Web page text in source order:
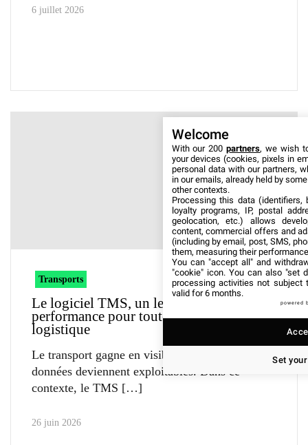
6 juillet 2026
Transports
Le logiciel TMS, un levier de
performance pour toute la chaîne
logistique
Le transport gagne en visibilité lorsque ses
données deviennent exploitables. Dans ce
contexte, le TMS
26 juin 2026
Welcome
With our 200partners, we wish
your devices (cookies, pixels in
personal data with our partners,
in our emails, already held by
other contexts.
Processing this data (identifiers,
loyalty programs, IP, postal
geolocation, etc.) allows
content, commercial offers and
(including by email, post, SMS,
them, measuring their
You can "accept all" and
"cookie" icon. You can also "set
processing activities not subject
valid for 6 months.
powered
Set